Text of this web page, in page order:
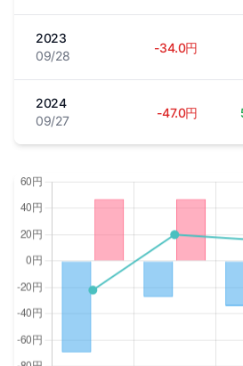
2023
09/28
-34.0円
2024
09/27
-47.0円